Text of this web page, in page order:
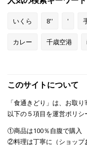
いくら 8'' '
カレー 千歳空港
このサイトについて
「食通きどり」は、お取
以下の５項目を運営ポリシ
①商品は100％自腹で購入
②料理は丁寧に（ショップ